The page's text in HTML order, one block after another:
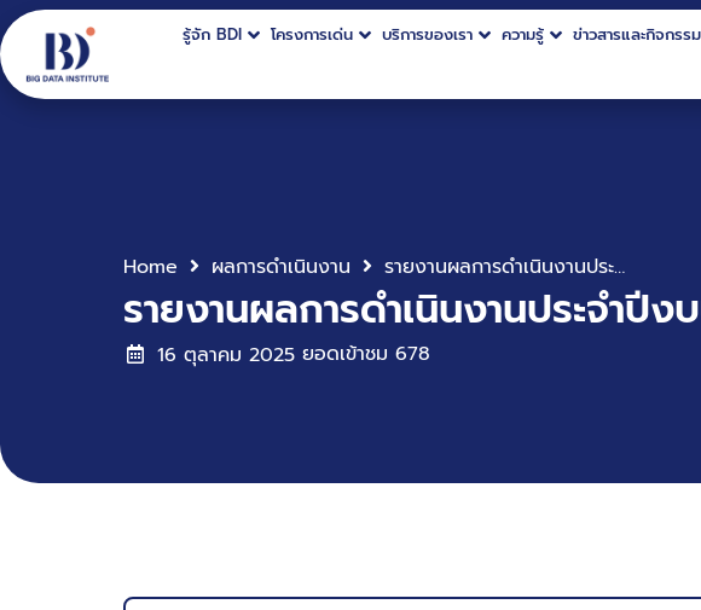
รู้จัก BDI โครงการเด่น บริการของเรา ความรู้ ข่าวสารและกิจกรรม
Home ผลการดำเนินงาน รายงานผลการดำเนินงานประจำปีงบประมาณ พ.ศ. 2568 ไตรมาสที่ 2
รายงานผลการดำเนินงานประจำปี
16 ตุลาคม 2025 ยอดเข้าชม 678